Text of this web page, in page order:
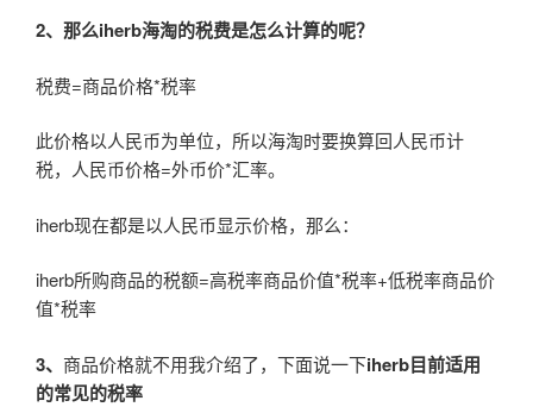
2、那么iherb海淘的税费是怎么计算的呢？
税费=商品价格*税率
此价格以人民币为单位，所以海淘时要换算回人民币计
税，人民币价格=外币价*汇率。
iherb现在都是以人民币显示价格，那么：
iherb所购商品的税额=高税率商品价值*税率+低税率商品价
值*税率
3、 商品价格就不用我介绍了，下面说一下iherb目前适用
的常见的税率